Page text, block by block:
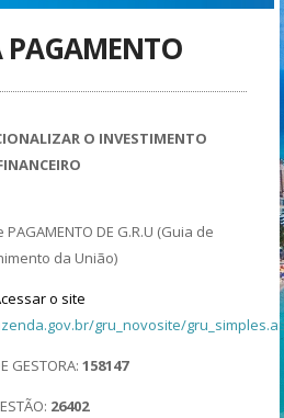
PAGAMENTO
O INVESTIMENTO
PAGAMENTO DE G.R.U (Guia de
da União)
o site
gru_novosite/
GESTORA: 158147
26402